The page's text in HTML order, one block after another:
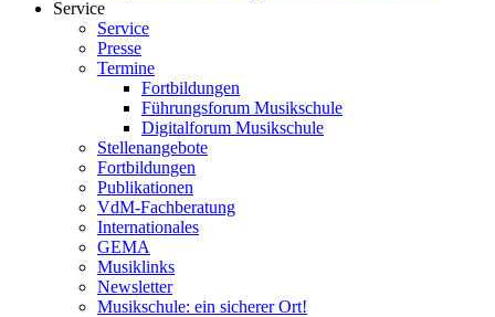
Service
Service
Presse
Termine
Fortbildungen
Führungsforum Musikschule
Digitalforum Musikschule
Stellenangebote
Fortbildungen
Publikationen
VdM-Fachberatung
Internationales
GEMA
Musiklinks
Newsletter
Musikschule: ein sicherer Ort!